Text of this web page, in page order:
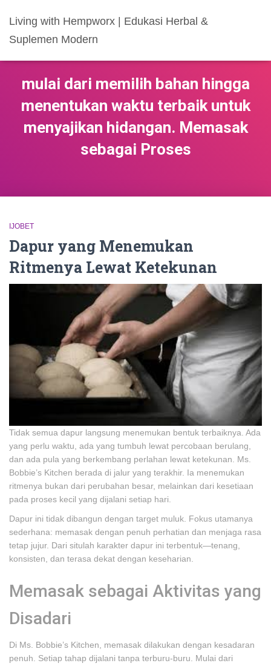
Living with Hempworx | Edukasi Herbal &
Suplemen Modern
mulai dari memilih bahan hingga
menentukan waktu terbaik untuk
menyajikan hidangan. Memasak
sebagai Proses
IJOBET
Dapur yang Menemukan
Ritmenya Lewat Ketekunan
Tidak semua dapur langsung menemukan bentuk terbaiknya. Ada
yang perlu waktu, ada yang tumbuh lewat percobaan berulang,
dan ada pula yang berkembang perlahan lewat ketekunan. Ms.
Bobbie’s Kitchen berada di jalur yang terakhir. Ia menemukan
ritmenya bukan dari perubahan besar, melainkan dari kesetiaan
pada proses kecil yang dijalani setiap hari.
Dapur ini tidak dibangun dengan target muluk. Fokus utamanya
sederhana: memasak dengan penuh perhatian dan menjaga rasa
tetap jujur. Dari situlah karakter dapur ini terbentuk—tenang,
konsisten, dan terasa dekat dengan keseharian.
Memasak sebagai Aktivitas yang
Disadari
Di Ms. Bobbie’s Kitchen, memasak dilakukan dengan kesadaran
penuh. Setiap tahap dijalani tanpa terburu-buru. Mulai dari